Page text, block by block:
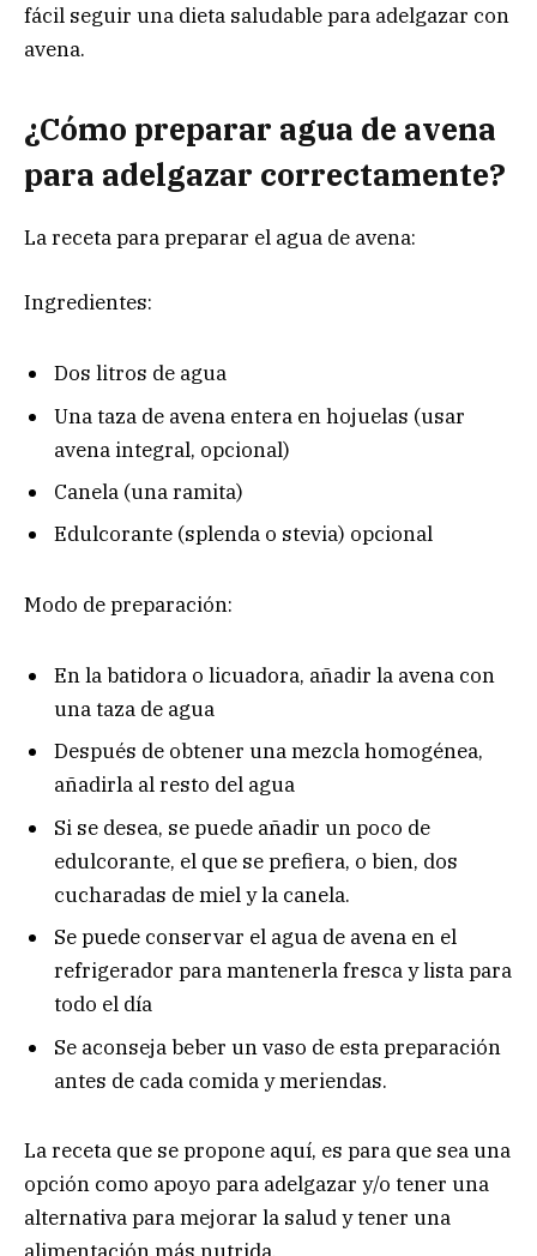
fácil seguir una dieta saludable para adelgazar con
avena.
¿Cómo preparar agua de avena
para adelgazar correctamente?
La receta para preparar el agua de avena:
Ingredientes:
Dos litros de agua
Una taza de avena entera en hojuelas (usar
avena integral, opcional)
Canela (una ramita)
Edulcorante (splenda o stevia) opcional
Modo de preparación:
En la batidora o licuadora, añadir la avena con
una taza de agua
Después de obtener una mezcla homogénea,
añadirla al resto del agua
Si se desea, se puede añadir un poco de
edulcorante, el que se prefiera, o bien, dos
cucharadas de miel y la canela.
Se puede conservar el agua de avena en el
refrigerador para mantenerla fresca y lista para
todo el día
Se aconseja beber un vaso de esta preparación
antes de cada comida y meriendas.
La receta que se propone aquí, es para que sea una
opción como apoyo para adelgazar y/o tener una
alternativa para mejorar la salud y tener una